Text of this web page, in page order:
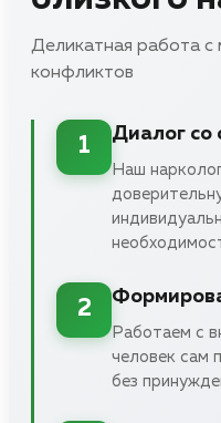
Деликатная работа с
конфликтов
1
Диалог со
Наш
2
Работаем с
человек сам
без